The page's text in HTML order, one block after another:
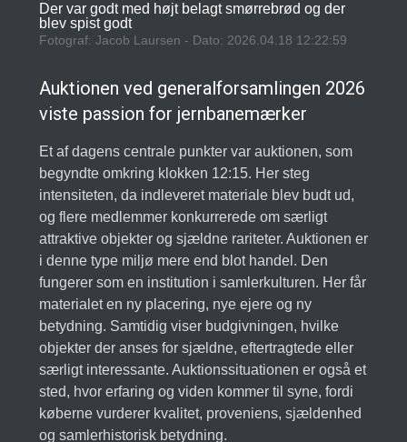
Der var godt med højt belagt smørrebrød og der
blev spist godt
Fotograf: Jacob Laursen - Dato: 2026.04.18 12:22:59
Auktionen ved generalforsamlingen 2026
viste passion for jernbanemærker
Et af dagens centrale punkter var auktionen, som
begyndte omkring klokken 12:15. Her steg
intensiteten, da indleveret materiale blev budt ud,
og flere medlemmer konkurrerede om særligt
attraktive objekter og sjældne rariteter. Auktionen er
i denne type miljø mere end blot handel. Den
fungerer som en institution i samlerkulturen. Her får
materialet en ny placering, nye ejere og ny
betydning. Samtidig viser budgivningen, hvilke
objekter der anses for sjældne, eftertragtede eller
særligt interessante. Auktionssituationen er også et
sted, hvor erfaring og viden kommer til syne, fordi
køberne vurderer kvalitet, proveniens, sjældenhed
og samlerhistorisk betydning.